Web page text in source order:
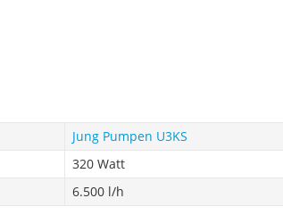
Jung Pumpen U3KS
320 Watt
6.500 l/h